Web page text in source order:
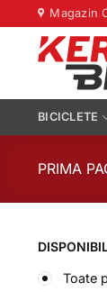
to
content
Magazin
BICICLETE
PRIMA
Toate